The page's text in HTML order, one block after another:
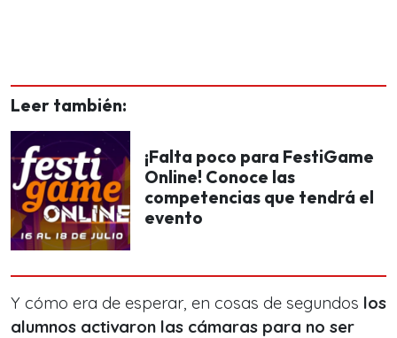
Leer también:
¡Falta poco para FestiGame
Online! Conoce las
competencias que tendrá el
evento
Y cómo era de esperar, en cosas de segundos los
alumnos activaron las cámaras para no ser